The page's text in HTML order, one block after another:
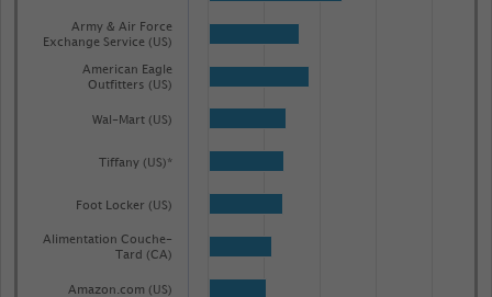
displaying
categories.
categories.
American Eagle
Outfitters (US)
Foot Locker (US)
Army & Air Force
Exchange Service (US)
Wal-Mart (US)
Tiffany (US)*
Alimentation Couche-
Tard (CA)
Amazon.com (US)